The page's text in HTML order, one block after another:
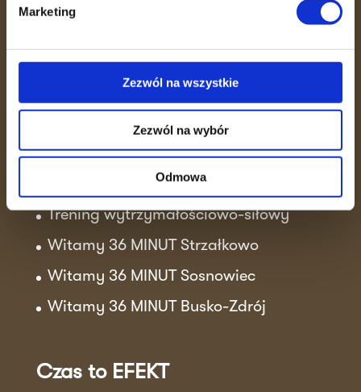
Marketing
Zezwól na wszystkie
Zezwól na wybór
Odmowa
fizjoterapeutów pomagamy Ci dbać o
Skutecznie, bezpiecznie i w otoczeniu
ludzi, którzy motywują do działania.
Aktualności
Sukcesy klubowiczek!
Trening wytrzymałościowo-siłowy
Witamy 36 MINUT Strzałkowo
Witamy 36 MINUT Sosnowiec
Witamy 36 MINUT Busko-Zdrój
Czas to EFEKT